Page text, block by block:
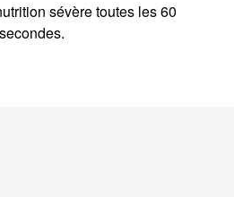
sévère toutes les 60
secondes.